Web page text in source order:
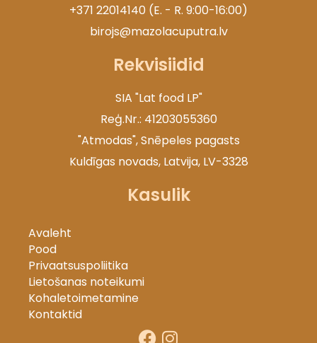
+371 22014140 (E. - R. 9:00-16:00)
birojs@mazolacuputra.lv
Rekvisiidid
SIA "Lat food LP"
Reģ.Nr.: 41203055360
"Atmodas", Snēpeles pagasts
Kuldīgas novads, Latvija, LV-3328
Kasulik
Avaleht
Pood
Privaatsuspoliitika
Lietošanas noteikumi
Kohaletoimetamine
Kontaktid